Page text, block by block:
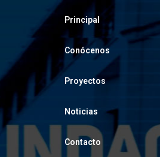
Principal
Conócenos
Proyectos
Noticias
Contacto